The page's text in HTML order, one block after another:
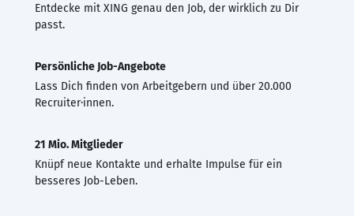
Entdecke mit XING genau den Job, der wirklich zu Dir
passt.
Persönliche Job-Angebote
Lass Dich finden von Arbeitgebern und über 20.000
Recruiter·innen.
21 Mio. Mitglieder
Knüpf neue Kontakte und erhalte Impulse für ein
besseres Job-Leben.